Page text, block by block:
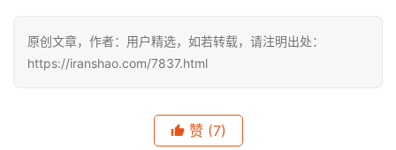
原创文章，作者：用户精选，如若转载，请注明出处：
https://iranshao.com/7837.html
赞 (7)